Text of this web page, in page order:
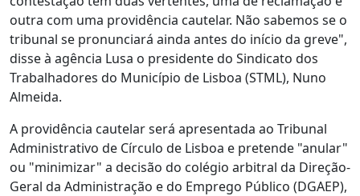
outra com uma providência cautelar. Não sabemos se o
tribunal se pronunciará ainda antes do início da greve",
disse à agência Lusa o presidente do Sindicato dos
Trabalhadores do Município de Lisboa (STML), Nuno
Almeida.
A providência cautelar será apresentada ao Tribunal
Administrativo de Círculo de Lisboa e pretende "anular"
ou "minimizar" a decisão do colégio arbitral da Direção-
Geral da Administração e do Emprego Público (DGAEP),